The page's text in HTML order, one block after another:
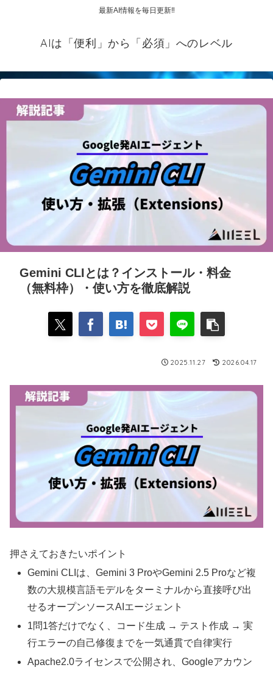
最新AI情報を毎日更新‼
AIは「便利」から「必須」へのレベル
Gemini CLIとは？インストール・料金
（無料枠）・使い方を徹底解説
2025.11.27 2026.04.17
押さえておきたいポイント
Gemini CLIは、Gemini 3 ProやGemini 2.5 Proなど複
数の大規模言語モデルをターミナルから直接呼び出
せるオープンソースAIエージェント
1問1答だけでなく、コード生成 → テスト作成 → 実
行エラーの自己修復までを一気通貫で自律実行
Apache2.0ライセンスで公開され、Googleアカウン